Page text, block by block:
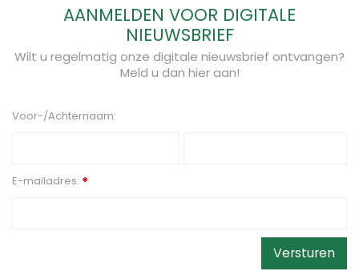
AANMELDEN VOOR DIGITALE
NIEUWSBRIEF
Wilt u regelmatig onze digitale nieuwsbrief ontvangen?
Meld u dan hier aan!
Voor-/Achternaam:
E-mailadres: *